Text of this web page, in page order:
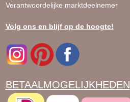
Verantwoordelijke marktdeelnemer
Volg ons en blijf op de hoogte!
BETAALMOGELIJKHEDEN